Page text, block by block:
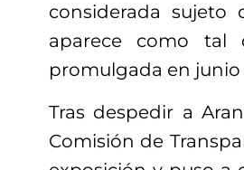
considerada
aparece como tal
promulgada en junio
Tras despedir a
Comisión de